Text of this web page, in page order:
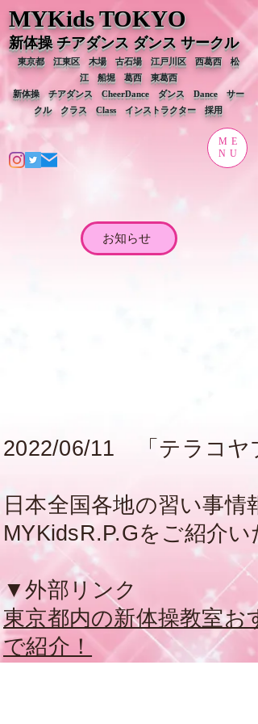
MYKids TOKYO
新体操 チアダンス ダンス サークル
東京都 江東区 木場 古石場 江戸川区 西葛西 松
江 船堀 葛西 東葛西
新体操 チアダンス CheerDance ダンス Dance サー
クルクラス Class​ ​インストラクター 採用
ME
NU
お知らせ
2022/06/11 「テラコヤ
日本全国各地の習い事
MYKidsR.P.Gをご紹介
​▼外部リンク
東京都内の新体操教室
で紹介！